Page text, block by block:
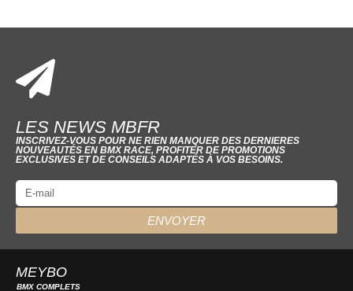
LES NEWS MBFR
INSCRIVEZ-VOUS POUR NE RIEN MANQUER DES DERNIERES
NOUVEAUTÉS EN BMX RACE, PROFITER DE PROMOTIONS
EXCLUSIVES ET DE CONSEILS ADAPTÉS À VOS BESOINS.
ENVOYER
MEYBO
BMX COMPLETS